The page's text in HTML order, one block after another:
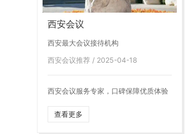
西安会议
西安最大会议接待机构
西安会议推荐 / 2025-04-18
西安会议服务专家，口碑保障优质体验
查看更多